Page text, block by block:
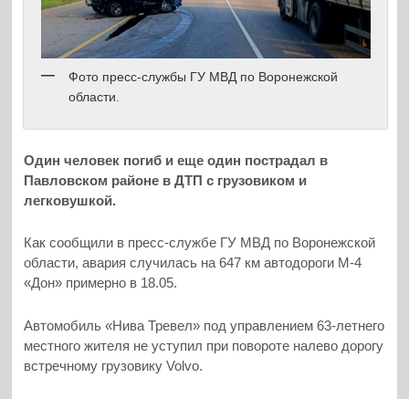
Фото пресс-службы ГУ МВД по Воронежской
области.
Один человек погиб и еще один пострадал в
Павловском районе в ДТП с грузовиком и
легковушкой.
Как сообщили в пресс-службе ГУ МВД по Воронежской
области, авария случилась на 647 км автодороги М-4
«Дон» примерно в 18.05.
Автомобиль «Нива Тревел» под управлением 63-летнего
местного жителя не уступил при повороте налево дорогу
встречному грузовику Volvo.